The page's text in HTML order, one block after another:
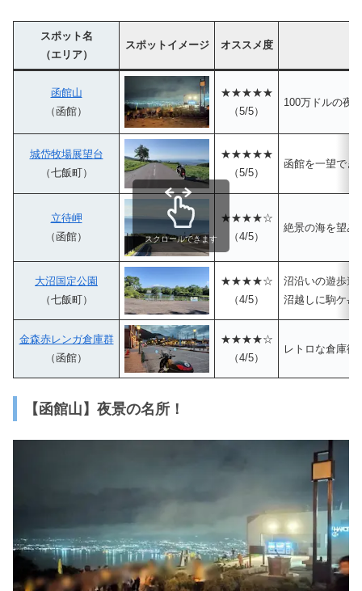
スポット名
（エリア）
スポットイメージ オススメ度
函館山
（函館）
★★★★★
（5/5）
100万ドルの夜
城岱牧場展望台
（七飯町）
★★★★★
（5/5）
函館を一望でき
立待岬
（函館）
★★★★☆
（4/5）
絶景の海を望み
大沼国定公園
（七飯町）
★★★★☆
（4/5）
沼沿いの遊歩道
沼越しに駒ケ岳
金森赤レンガ倉庫群
（函館）
★★★★☆
（4/5）
レトロな倉庫街
スクロールできます
【函館山】夜景の名所！